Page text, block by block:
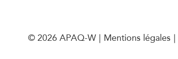
© 2026 APAQ-W Mentions légales